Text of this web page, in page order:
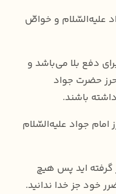
علیه‌السّلام و خواصّ
دفع بلا می‌باشد و
حضرت جواد
باشند.
جواد علیه‌السّلام
گرفته اید پس هیچ
خود جز خدا ندانید.